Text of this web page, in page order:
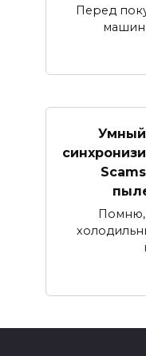
Перед
Умный
Помню,